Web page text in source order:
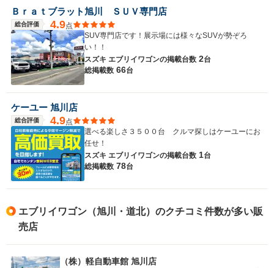
Ｂｒａｔブラット旭川 ＳＵＶ専門店
総合評価 4.9点
SUV専門店です！展示場には様々なSUVが勢ぞろ
い！！
スズキ エブリイワゴンの掲載台数 2台
総掲載数 66台
ケーユー 旭川店
総合評価 4.9点
選べる楽しさ３５００台 クルマ探しはケーユーにお
任せ！
スズキ エブリイワゴンの掲載台数 1台
総掲載数 78台
エブリイワゴン（旭川・道北）のクチコミ件数が多い販
売店
（株）軽自動車館 旭川店